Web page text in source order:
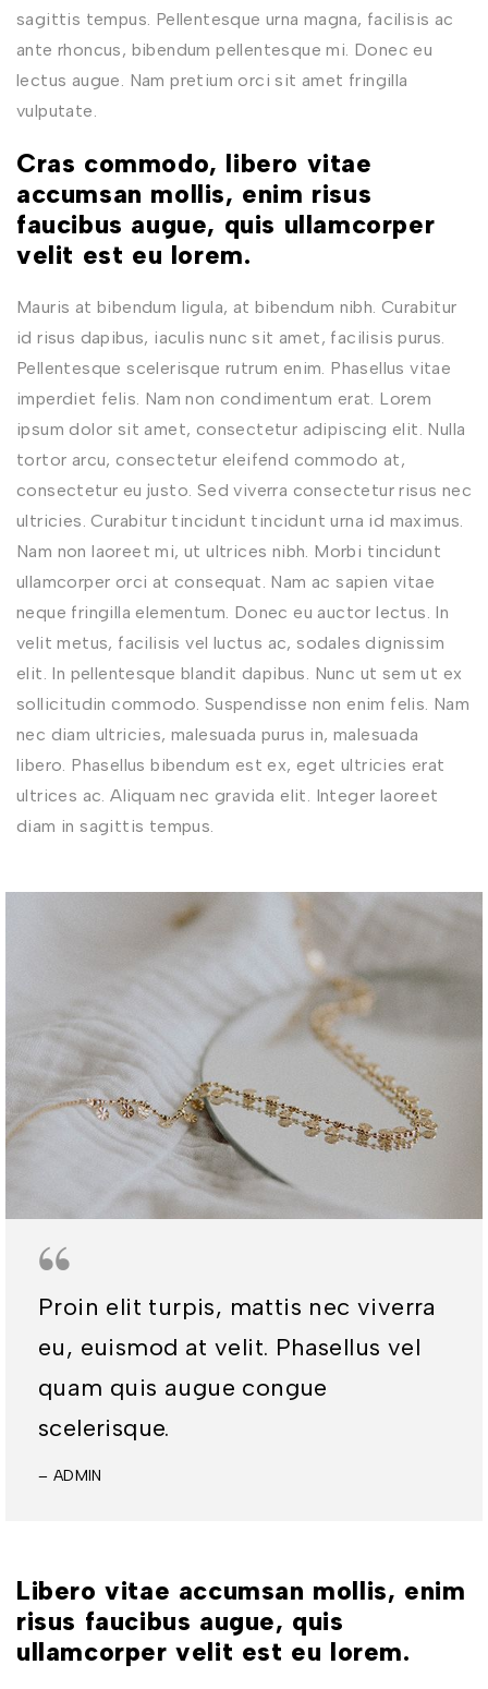
sagittis tempus. Pellentesque urna magna, facilisis ac
ante rhoncus, bibendum pellentesque mi. Donec eu
lectus augue. Nam pretium orci sit amet fringilla
vulputate.
Cras commodo, libero vitae
accumsan mollis, enim risus
faucibus augue, quis ullamcorper
velit est eu lorem.
Mauris at bibendum ligula, at bibendum nibh. Curabitur
id risus dapibus, iaculis nunc sit amet, facilisis purus.
Pellentesque scelerisque rutrum enim. Phasellus vitae
imperdiet felis. Nam non condimentum erat. Lorem
ipsum dolor sit amet, consectetur adipiscing elit. Nulla
tortor arcu, consectetur eleifend commodo at,
consectetur eu justo. Sed viverra consectetur risus nec
ultricies. Curabitur tincidunt tincidunt urna id maximus.
Nam non laoreet mi, ut ultrices nibh. Morbi tincidunt
ullamcorper orci at consequat. Nam ac sapien vitae
neque fringilla elementum. Donec eu auctor lectus. In
velit metus, facilisis vel luctus ac, sodales dignissim
elit. In pellentesque blandit dapibus. Nunc ut sem ut ex
sollicitudin commodo. Suspendisse non enim felis. Nam
nec diam ultricies, malesuada purus in, malesuada
libero. Phasellus bibendum est ex, eget ultricies erat
ultrices ac. Aliquam nec gravida elit. Integer laoreet
diam in sagittis tempus.
Proin elit turpis, mattis nec viverra
eu, euismod at velit. Phasellus vel
quam quis augue congue
scelerisque.
– ADMIN
Libero vitae accumsan mollis, enim
risus faucibus augue, quis
ullamcorper velit est eu lorem.